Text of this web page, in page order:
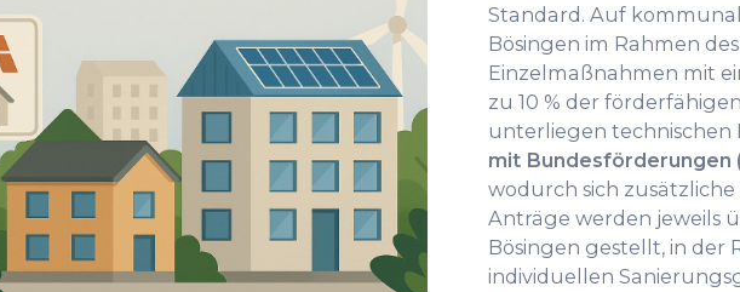
Standard. Auf
Bösingen im Rahmen
Einzelmaßnahmen mit
zu 10 % der
unterliegen technischen
mit Bundesförderungen
wodurch sich zusätzliche
Anträge werden jeweils
Bösingen gestellt, in der
individuellen